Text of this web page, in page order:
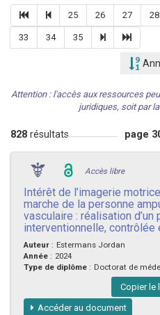
25 26 27 28
33 34 35
Attention : l'accès aux ressources
juridiques, soit par
828 résultats page
Accès libre
Intérêt de l’imagerie
marche de la personne
vasculaire : réalisation d’un
interventionnelle, contrôlée
Auteur : Estermans Jordan
Année : 2024
Type de diplôme : Doctorat de
Copier le
Accéder au document